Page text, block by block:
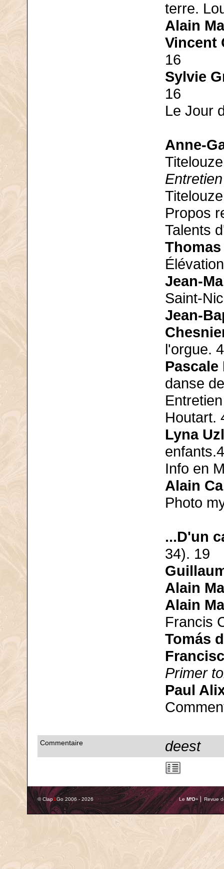
terre.
Alain
Vincent
16
Sylvie
16
Le Jour
Anne-
Propos
Talents
Jean-
Saint-
Jean-
l'orgue.
Pascale
danse
Houtart.
Lyna
Info en
Alain
Photo
...D'un
34). 19
Alain
Alain
Francis
Tomás
Primer
Paul
Commentaire deest
© Clap&Go 2006 - 2026 Le M'O+ ⎢ Revue